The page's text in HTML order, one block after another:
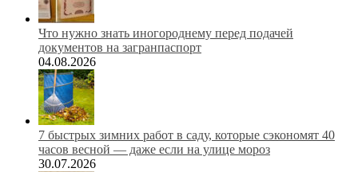
Что нужно знать иногороднему перед подачей
документов на загранпаспорт
04.08.2026
7 быстрых зимних работ в саду, которые сэкономят 40
часов весной — даже если на улице мороз
30.07.2026